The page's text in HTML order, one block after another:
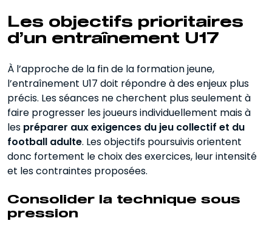
Les objectifs prioritaires
d’un entraînement U17
À l’approche de la fin de la formation jeune,
l’entraînement U17 doit répondre à des enjeux plus
précis. Les séances ne cherchent plus seulement à
faire progresser les joueurs individuellement mais à
les préparer aux exigences du jeu collectif et du
football adulte. Les objectifs poursuivis orientent
donc fortement le choix des exercices, leur intensité
et les contraintes proposées.
Consolider la technique sous
pression